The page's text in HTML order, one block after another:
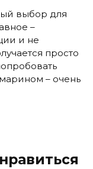
выбор для
–
и не
просто
– очень